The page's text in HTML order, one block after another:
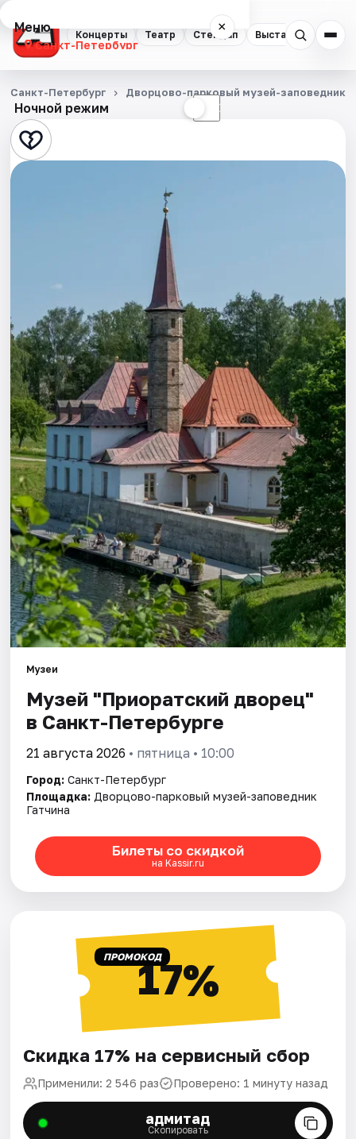
Концерты Театр Стендап Выставки
Меню ×
Санкт-Петербург
Концерты
Театр
Стендап
Спорт
События
Города
Площадки
Артисты
Рейтинги
Ночной режим ☾
Санкт-Петербург Дворцово-парковый музей-заповедник
Музеи
Музей "Приоратский дворец"
в Санкт-Петербурге
21 августа 2026 • пятница • 10:00
Город: Санкт-Петербург
Площадка: Дворцово-парковый музей-заповедник
Гатчина
Билеты со скидкой
на Kassir.ru
ПРОМОКОД17%
Скидка 17% на сервисный сбор
Применили: 2 546 раз Проверено: 1 минуту назад
адмитад
Скопировать